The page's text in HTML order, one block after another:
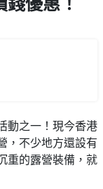
動之一！現今香港
，不少地方還設有
重的露營裝備，就